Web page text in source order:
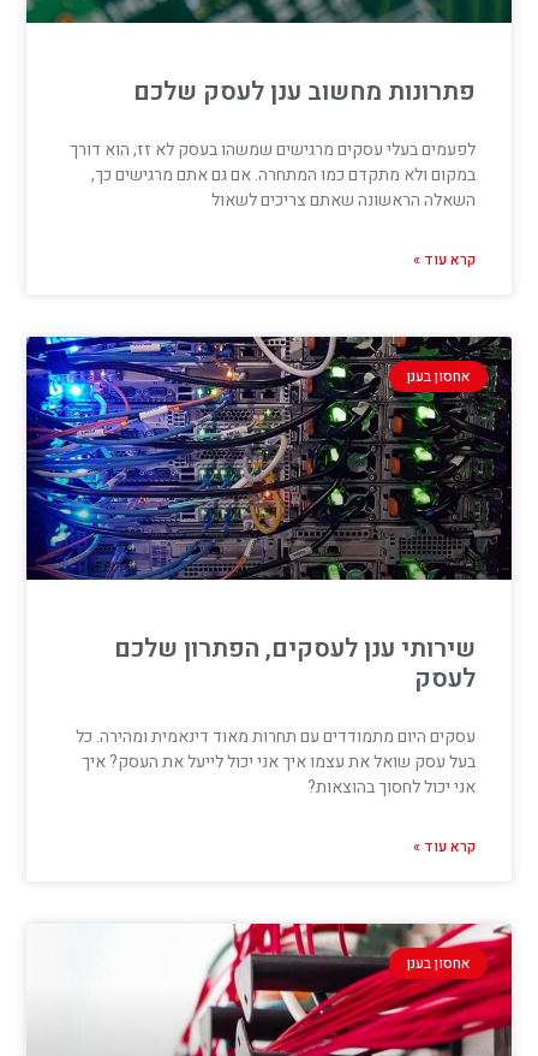
פתרונות מחשוב ענן לעסק שלכם
לפעמים בעלי עסקים מרגישים שמשהו בעסק לא זז, הוא דורך
במקום ולא מתקדם כמו המתחרה. אם גם אתם מרגישים כך,
השאלה הראשונה שאתם צריכים לשאול
קרא עוד »
אחסון בענן
שירותי ענן לעסקים, הפתרון שלכם
לעסק
עסקים היום מתמודדים עם תחרות מאוד דינאמית ומהירה. כל
בעל עסק שואל את עצמו איך אני יכול לייעל את העסק? איך
אני יכול לחסוך בהוצאות?
קרא עוד »
אחסון בענן